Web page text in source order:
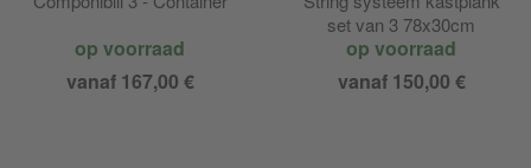
op voorraad
vanaf 167,00 €
set van 3 78x30cm
op voorraad
vanaf 150,00 €